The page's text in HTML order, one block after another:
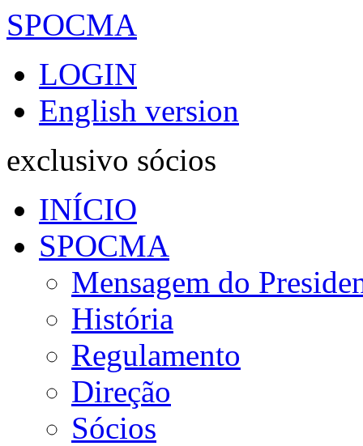
SPOCMA
LOGIN
English version
exclusivo sócios
INÍCIO
SPOCMA
Mensagem do
História
Regulamento
Direção
Sócios